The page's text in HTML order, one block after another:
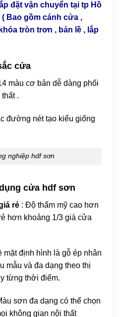
đặt vận chuyển tại tp Hồ
( Bao gồm cánh cửa ,
tròn trơn , bản lề , lắp
cửa
màu cơ bản dễ dàng phối
.
đường nét tạo kiểu giống
nghiệp hdf sơn
cửa hdf sơn
rẻ : Độ thẩm mỹ cao hơn
hơn khoảng 1/3 giá cửa
mặt định hình là gỗ ép nhân
mẫu và đa dạng theo thị
từng thời điểm.
sơn đa dạng có thể chọn
không gian nội thất